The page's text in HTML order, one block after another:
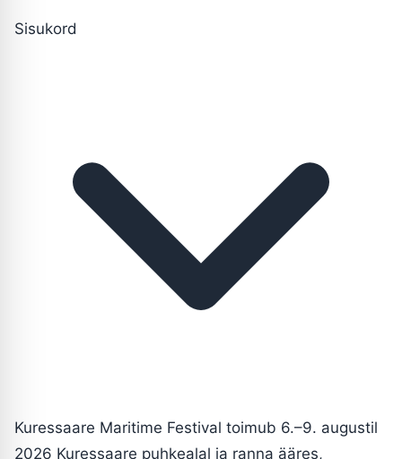
Sisukord
Kuressaare Maritime Festival toimub 6.–9. augustil
2026 Kuressaare puhkealal ja ranna ääres,